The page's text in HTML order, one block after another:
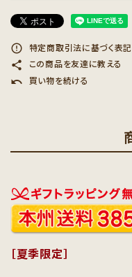
error_outline 特定商取引法に基づく表
share この商品を友達に教える
undo 買い物を続ける
［夏季限定］